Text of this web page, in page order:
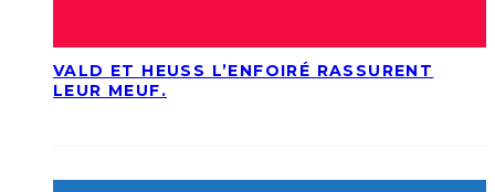
VALD ET HEUSS L’ENFOIRÉ RASSURENT
LEUR MEUF.